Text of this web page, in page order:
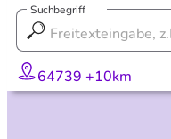
Suchbegriff
64739 +10km